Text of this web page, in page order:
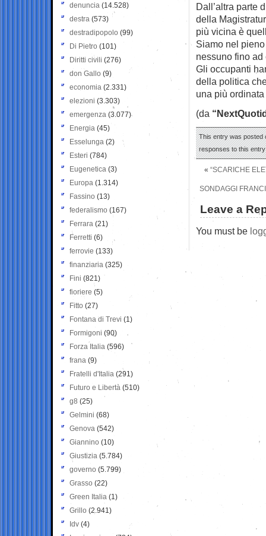
Dall’altra parte
della
più vicina è
Siamo nel
nessuno fino
Gli occupanti
della politica
una più
(da
This entry was posted
responses to this
« “SCARICHE
SONDAGGI
Leave a
You must be
denuncia (14.528)
destra (573)
destradipopolo (99)
Di Pietro (101)
Diritti civili (276)
don Gallo (9)
economia (2.331)
elezioni (3.303)
emergenza (3.077)
Energia (45)
Esselunga (2)
Esteri (784)
Eugenetica (3)
Europa (1.314)
Fassino (13)
federalismo (167)
Ferrara (21)
Ferretti (6)
ferrovie (133)
finanziaria (325)
Fini (821)
fioriere (5)
Fitto (27)
Fontana di Trevi (1)
Formigoni (90)
Forza Italia (596)
frana (9)
Fratelli d'Italia (291)
Futuro e Libertà (510)
g8 (25)
Gelmini (68)
Genova (542)
Giannino (10)
Giustizia (5.784)
governo (5.799)
Grasso (22)
Green Italia (1)
Grillo (2.941)
Idv (4)